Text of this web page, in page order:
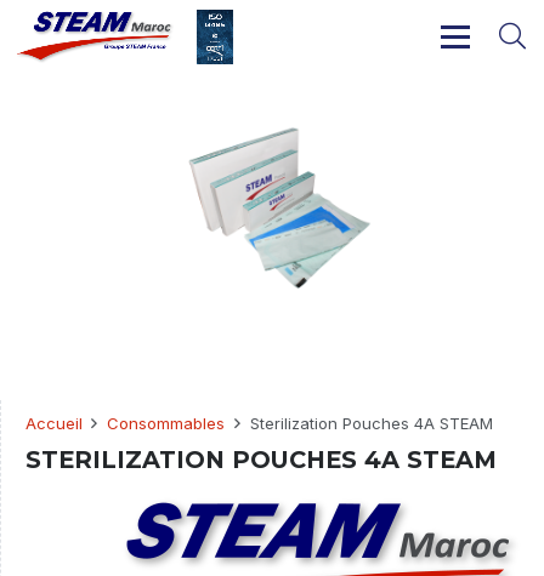
Accueil Consommables Sterilization Pouches 4A STEAM
STERILIZATION POUCHES 4A STEAM